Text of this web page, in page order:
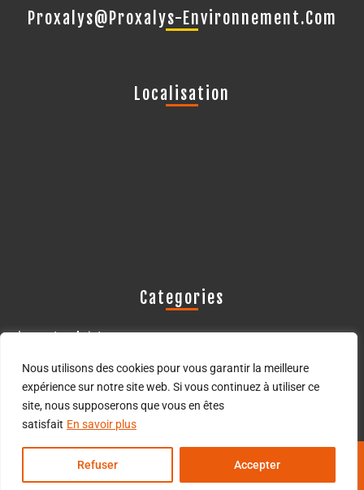
Nous utilisons des cookies pour vous garantir la meilleure
expérience sur notre site web. Si vous continuez à utiliser ce
site, nous supposerons que vous en êtes
satisfait En savoir plus
Refuser Accepter
Proxalys@proxalys-Environnement.com
Localisation
Categories
Les actus Avistop
Les oiseaux déprédateurs
Thème WordPress pour commerce électronique
2024